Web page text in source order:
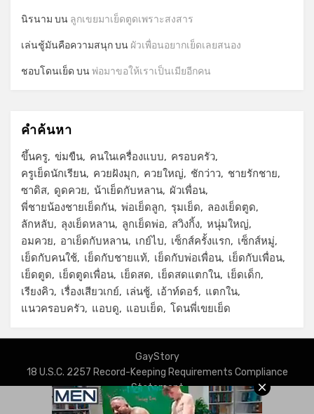
นิรนาม บน ลูกเขยมาเย็ดตูดเพราะสงสาร
เล่นชู้มันคือความสนุกบน ผัวเพื่อนอยากเย็ดเลยสนอง
ชอบโดนเย็ด บนพ่อมาขอให้เราเป็นเมียอีกคน
คำค้นหา
ขึ้นครู ข่มขืน คนในเครื่องแบบ
ครอบครัว
ครูเย็ดนักเรียน
ควยฝังมุก ควยใหญ่ ชักว่าว
ชายรักชาย
ซาดิส
ดูดควย น้าเย็ดกับหลาน
ผัวเพื่อน
พี่ชายน้องชายเย็ดกัน พ่อเย็ดลูก รุมเย็ด
ลองเย็ดตูด
ลักหลับ
ลุงเย็ดหลาน ลูกเย็ดพ่อ สวิงกิ้ง หนุ่มใหญ่
อมควย
อาเย็ดกับหลาน เกย์ไบ เซ็กส์ครั้งแรก
เซ็กส์หมู่
เย็ดกับคนใช้
เย็ดกับชายแท้ เย็ดกับพ่อเพื่อน
เย็ดกับเพื่อน
เย็ดตูด
เย็ดตูดเพื่อน เย็ดสด เย็ดสดแตกใน
เย็ดเด็ก
เรียงคิว
เรื่องเสียวเกย์ เล่นชู้ เอ้าท์ดอร์
แตกใน
แนวครอบครัว
แอบดู แอบเย็ด โดนพี่เขยเย็ด
GayStory
18 U.S.C. 2257 Record-Keeping Requirements Compliance
Statement
Privacy Policy